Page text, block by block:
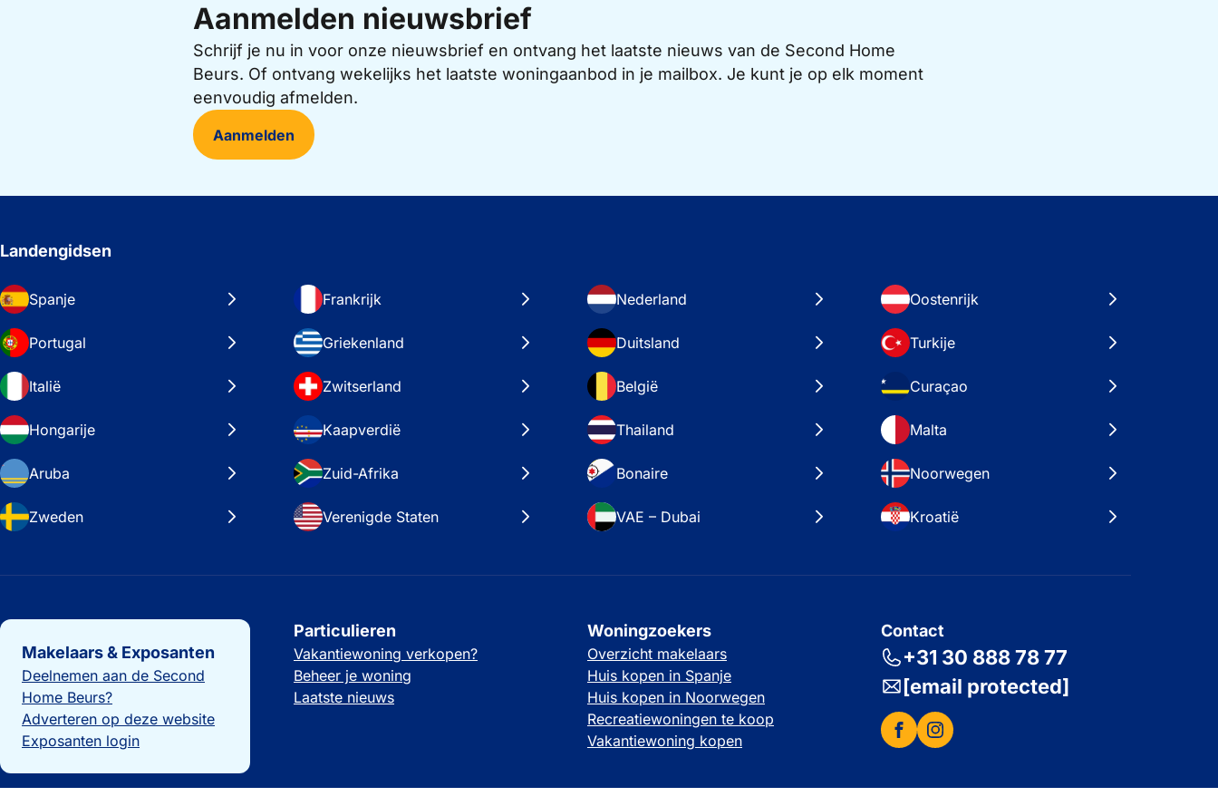
Aanmelden nieuwsbrief
Schrijf je nu in voor onze nieuwsbrief en ontvang het laatste nieuws van de Second Home
Beurs. Of ontvang wekelijks het laatste woningaanbod in je mailbox. Je kunt je op elk moment
eenvoudig afmelden.
Aanmelden
Landengidsen
Spanje Frankrijk Nederland Oostenrijk
Portugal Griekenland Duitsland Turkije
Italië Zwitserland België Curaçao
Hongarije Kaapverdië Thailand Malta
Aruba Zuid-Afrika Bonaire Noorwegen
Zweden Verenigde Staten VAE – Dubai Kroatië
Belangrijke links
Makelaars & Exposanten
Deelnemen aan de Second
Home Beurs?
Adverteren op deze website
Exposanten login
Particulieren
Vakantiewoning verkopen?
Beheer je woning
Laatste nieuws
Woningzoekers
Overzicht makelaars
Huis kopen in Spanje
Huis kopen in Noorwegen
Recreatiewoningen te koop
Vakantiewoning kopen
Contact
+31 30 888 78 77
[email protected]